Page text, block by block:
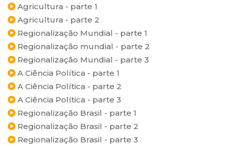
Agricultura - parte 1
Agricultura - parte 2
Regionalização Mundial - parte 1
Regionalização mundial - parte 2
Regionalização Mundial - parte 3
A Ciência Política - parte 1
A Ciência Política - parte 2
A Ciência Política - parte 3
Regionalização Brasil - parte 1
Regionalização Brasil - parte 2
Regionalização Brasil - parte 3